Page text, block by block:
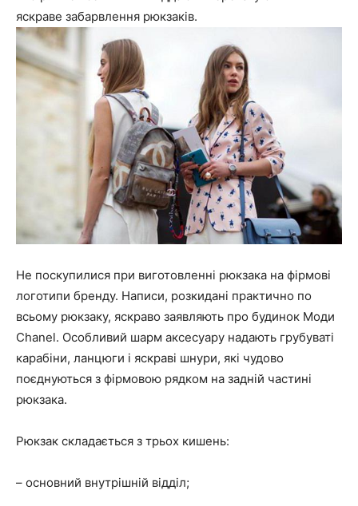
яскраве забарвлення рюкзаків.
Не поскупилися при виготовленні рюкзака на фірмові
логотипи бренду. Написи, розкидані практично по
всьому рюкзаку, яскраво заявляють про будинок Моди
Chanel. Особливий шарм аксесуару надають грубуваті
карабіни, ланцюги і яскраві шнури, які чудово
поєднуються з фірмовою рядком на задній частині
рюкзака.
Рюкзак складається з трьох кишень:
– основний внутрішній відділ;